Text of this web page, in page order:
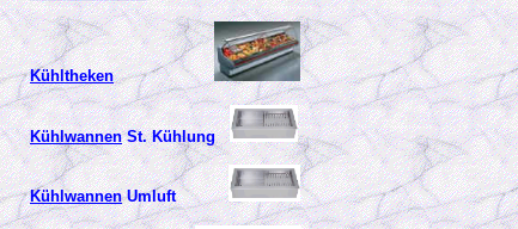
Kühltheken
KühlwannenSt. Kühlung
KühlwannenUmluft